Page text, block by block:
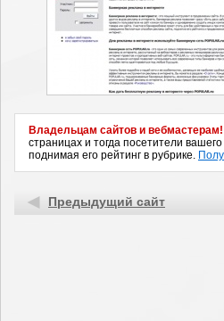
Владельцам сайтов и вебмастерам!
страницах и тогда посетители
поднимая его рейтинг в рубрике.
Предыдущий сайт